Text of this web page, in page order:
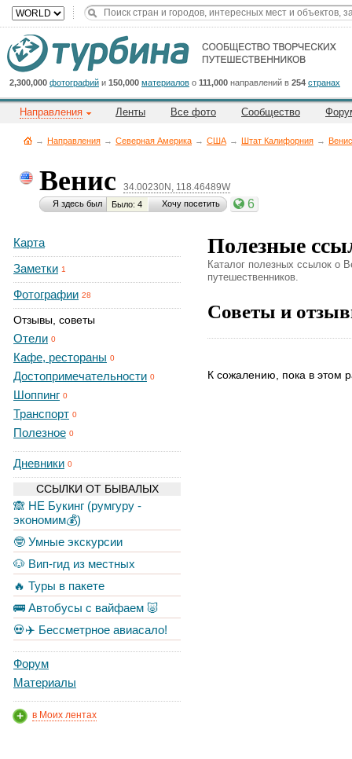
2,300,000 фотографий и 150,000 материалов о 111,000 направлений в 254 странах
Направления Ленты Все фото Сообщество
→ Направления → Северная Америка → CША → Штат Калифорния → Венис
Венис 34.00230N, 118.46489W
Я здесь был Было: 4 Хочу посетить 6
Карта
Заметки 1
Фотографии 28
Отзывы, советы
Отели 0
Кафе, рестораны 0
Достопримечательности 0
Шоппинг 0
Транспорт 0
Полезное 0
Дневники 0
ССЫЛКИ ОТ БЫВАЛЫХ
🙈 НЕ Букинг (румгуру -
экономим💰)
🤓 Умные экскурсии
🐶 Вип-гид из местных
🔥 Туры в пакете
🚌 Автобусы с вайфаем 🐷
💀✈️ Бессметрное авиасало!
Форум
Материалы
в Моих лентах
Полезные
Каталог полезных ссылок о
путешественников.
Советы и
К сожалению, пока в этом
Cейчас
на
сайте:
Title
Button